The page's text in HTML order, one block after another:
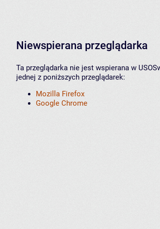
Niewspierana przeglądarka
Ta przeglądarka nie jest wspierana w
jednej z poniższych przeglądarek:
Mozilla Firefox
Google Chrome